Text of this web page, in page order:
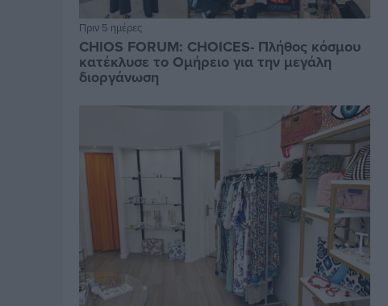
Πριν 5 ημέρες
CHIOS FORUM: CHOICES- Πλήθος κόσμου
κατέκλυσε το Ομήρειο για την μεγάλη
διοργάνωση